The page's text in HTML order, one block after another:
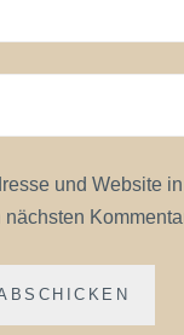
und Website
nächsten